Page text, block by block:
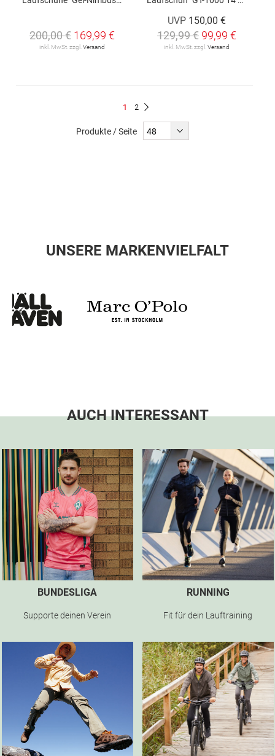
200,00 € 169,99 €
inkl. MwSt. zzgl. Versand
UVP 150,00 €
129,99 € 99,99 €
inkl. MwSt. zzgl. Versand
Du
gerade
1 Seite
2
Produkte / Seite
UNSERE MARKENVIELFALT
AUCH INTERESSANT
BUNDESLIGA
Supporte deinen Verein
RUNNING
Fit für dein Lauftraining